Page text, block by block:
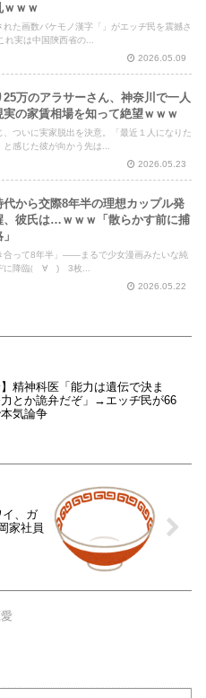
ｗｗｗ
れた画数バケモノ漢字「」がエッヂ民を震撼さ
実は中国陝西省の...
2026.05.09
25万のアラサーさん、神奈川で一人
の家賃相場を知って絶望ｗｗｗ
、ついに実家脱出を決意。「最近１人になりた
と感じた彼が向かう先は...
2026.05.23
代から交際8年半の理想カップル発
彼氏は…ｗｗｗ「散らかす前に捕
合って8年半」——まるで少女漫画みたいな純
ヂに降臨(゚∀゚) 3枚...
2026.05.22
】精神科医「能力は遺伝で決ま
とか詭弁だぞ」→エッヂ民が66
気論争
イ、ガ
家社員